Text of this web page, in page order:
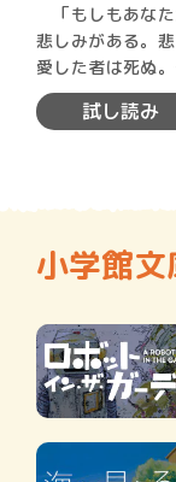
「もしもあな
悲しみがある。
愛した者は死ぬ
れる。私…
試し読み
小学館